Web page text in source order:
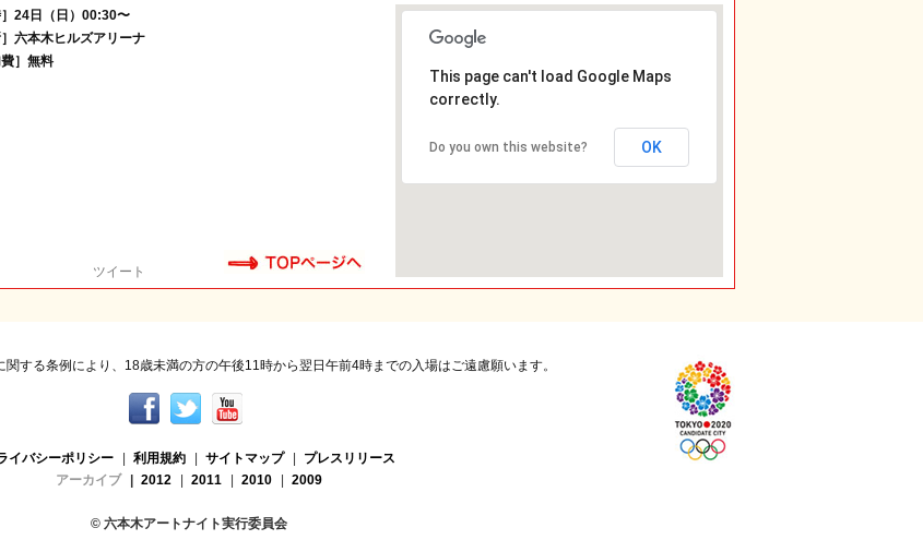
ツイート
］24日（日）00:30〜
］六本木ヒルズアリーナ
費］無料
This page can't load Google Maps
correctly.
Do you own this website? OK
する条例により、18歳未満の方の午後11時から翌日午前4時までの入場はご遠慮願います。
イバシーポリシー 利用規約 サイトマップ
プレスリリース
アーカイブ
2012 2011 2010 2009
© 六本木アートナイト実行委員会